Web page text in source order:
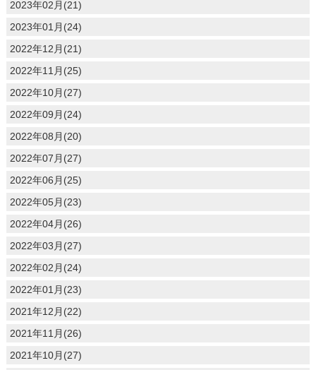
2023年02月(21)
2023年01月(24)
2022年12月(21)
2022年11月(25)
2022年10月(27)
2022年09月(24)
2022年08月(20)
2022年07月(27)
2022年06月(25)
2022年05月(23)
2022年04月(26)
2022年03月(27)
2022年02月(24)
2022年01月(23)
2021年12月(22)
2021年11月(26)
2021年10月(27)